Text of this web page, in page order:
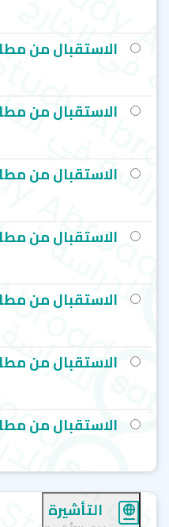
الاستقبال من
الاستقبال من
الاستقبال من
الاستقبال من
الاستقبال من
الاستقبال من
الاستقبال من
التأشيرة